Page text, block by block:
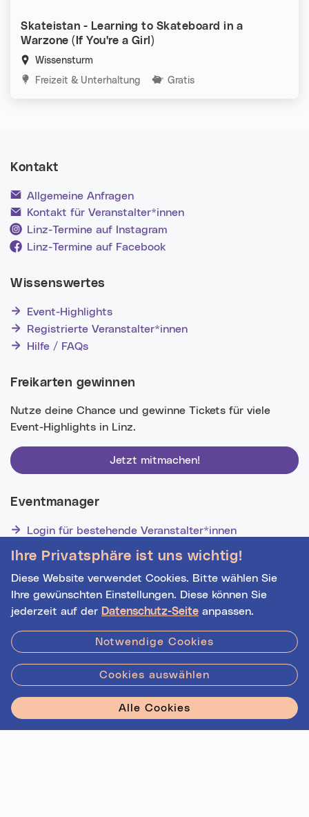
Datenquelle:basemap.at
Skateistan - Learning to Skateboard in a
Warzone (If You're a Girl)
Wissensturm
Kategorien:
Freizeit & Unterhaltung Gratis
Ihre Privatsphäre ist uns wichtig!
Diese Website verwendet Cookies. Bitte wählen Sie
Ihre gewünschten Einstellungen. Diese können Sie
jederzeit auf der Datenschutz-Seite anpassen.
Notwendige Cookies
Cookies auswählen
Alle Cookies
Kontakt
Allgemeine Anfragen
Kontakt für Veranstalter*innen
Linz-Termine auf Instagram
Linz-Termine auf Facebook
Wissenswertes
Event-Highlights
Registrierte Veranstalter*innen
Hilfe / FAQs
Freikarten gewinnen
Nutze deine Chance und gewinne Tickets für viele
Event-Highlights in Linz.
Jetzt mitmachen!
Eventmanager
Login für bestehende Veranstalter*innen
Veranstalter*innen!